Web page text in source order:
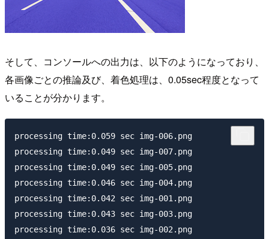
そして、コンソールへの出力は、以下のようになっており、
各画像ごとの推論及び、着色処理は、0.05sec程度となって
いることが分かります。
processing time:0.059 sec img-006.png
processing time:0.049 sec img-007.png
processing time:0.049 sec img-005.png
processing time:0.046 sec img-004.png
processing time:0.042 sec img-001.png
processing time:0.043 sec img-003.png
processing time:0.036 sec img-002.png